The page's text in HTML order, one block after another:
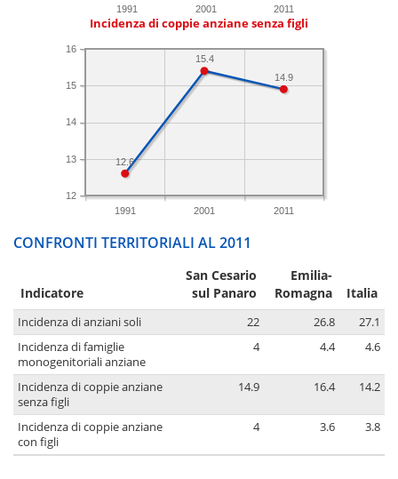
1991 2001 2011
Incidenza di coppie anziane senza figli
1991 2001 2011
12
13
14
15
16
14.9
15.4
12.6
CONFRONTI TERRITORIALI AL 2011
Indicatore
San Cesario
sul Panaro
Emilia-
Romagna
Italia
Incidenza di anziani soli 22 26.8
27.1
Incidenza di famiglie
monogenitoriali anziane
4 4.4 4.6
Incidenza di coppie anziane
senza figli
14.9 16.4 14.2
Incidenza di coppie anziane
con figli
4 3.6 3.8